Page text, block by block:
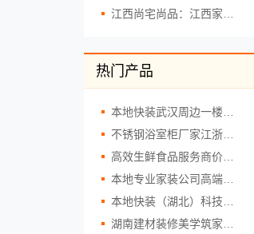
热门产品